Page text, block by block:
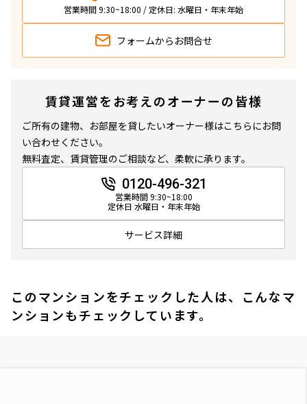
営業時間 9:30~18:00 / 定休日: 水曜日・年末年始
フォームから お問合せ
賃貸運営をお考えのオーナーの皆様
ご所有の建物、お部屋を貸したいオーナー様はこちらにお問
い合わせください。
無料査定、賃貸管理のご相談など、柔軟に承ります。
0120-496-321
営業時間 9:30~18:00
定休日 水曜日・年末年始
サービス詳細
このマンションをチェックした人は、こんなマ
ンションもチェックしています。